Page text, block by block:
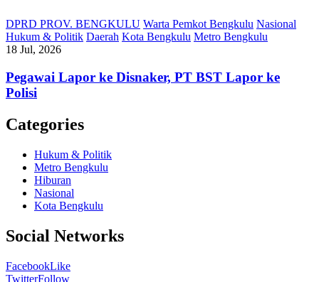
DPRD PROV. BENGKULU Warta Pemkot Bengkulu Nasional
Hukum & Politik Daerah Kota Bengkulu Metro Bengkulu
18 Jul, 2026
Pegawai Lapor ke Disnaker, PT BST Lapor ke
Polisi
Categories
Hukum & Politik
Metro Bengkulu
Hiburan
Nasional
Kota Bengkulu
Social Networks
FacebookLike
TwitterFollow